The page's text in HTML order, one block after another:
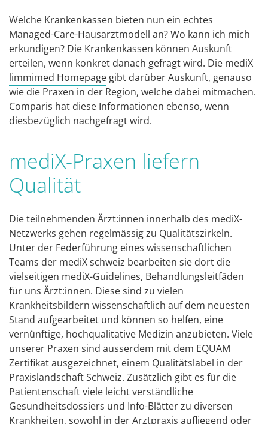
Welche Krankenkassen bieten nun ein echtes
Managed-Care-Hausarztmodell an? Wo kann ich mich
erkundigen? Die Krankenkassen können Auskunft
erteilen, wenn konkret danach gefragt wird. Die mediX
limmimed Homepage gibt darüber Auskunft, genauso
wie die Praxen in der Region, welche dabei mitmachen.
Comparis hat diese Informationen ebenso, wenn
diesbezüglich nachgefragt wird.
mediX-Praxen liefern
Qualität
Die teilnehmenden Ärzt:innen innerhalb des mediX-
Netzwerks gehen regelmässig zu Qualitätszirkeln.
Unter der Federführung eines wissenschaftlichen
Teams der mediX schweiz bearbeiten sie dort die
vielseitigen mediX-Guidelines, Behandlungsleitfäden
für uns Ärzt:innen. Diese sind zu vielen
Krankheitsbildern wissenschaftlich auf dem neuesten
Stand aufgearbeitet und können so helfen, eine
vernünftige, hochqualitative Medizin anzubieten. Viele
unserer Praxen sind ausserdem mit dem EQUAM
Zertifikat ausgezeichnet, einem Qualitätslabel in der
Praxislandschaft Schweiz. Zusätzlich gibt es für die
Patientenschaft viele leicht verständliche
Gesundheitsdossiers und Info-Blätter zu diversen
Krankheiten, sowohl in der Arztpraxis aufliegend oder